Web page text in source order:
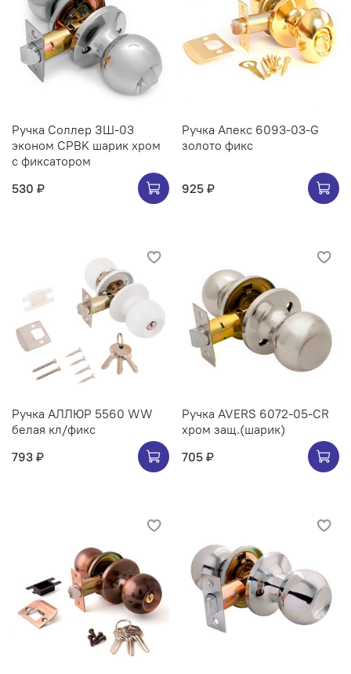
Ручка Соллер ЗШ-03
эконом CPBK шарик хром
с фиксатором
530 ₽
Ручка Апекс 6093-03-G
золото фикс
925 ₽
Ручка АЛЛЮР 5560 WW
белая кл/фикс
793 ₽
Ручка AVERS 6072-05-CR
хром защ.(шарик)
705 ₽